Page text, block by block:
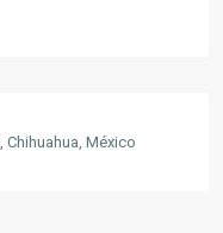
Chihuahua, México